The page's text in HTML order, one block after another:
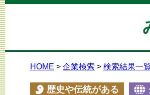
HOME 企業検索 検索結果一
歴史や伝統がある